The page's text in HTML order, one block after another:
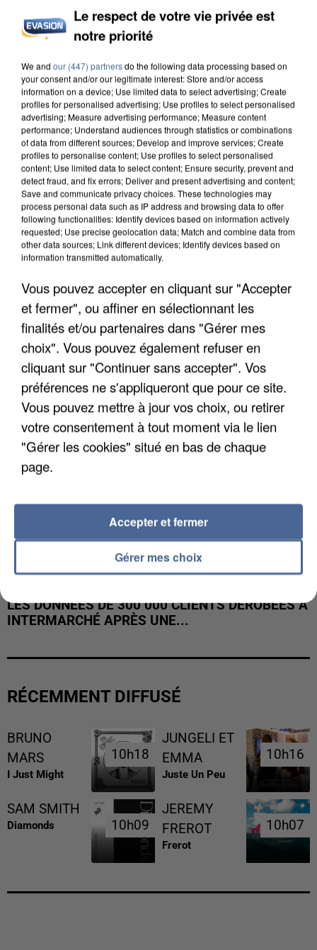
UN SECOND CADRE DE LA DZ MAFIA
INTERPELLÉ EN ALGÉRIE
UNE TOURISTE DE L’OISE EMPORTÉE PAR UNE
COULÉE DE BOUE EN HAUTE-SAVOIE
LES DONNÉES DE 300 000 CLIENTS DÉROBÉES À
INTERMARCHÉ APRÈS UNE...
RÉCEMMENT DIFFUSÉ
BRUNO
MARS
I Just Might
10h18
10h18
JUNGELI ET
EMMA
Juste Un Peu
10h16
10h16
SAM SMITH
Diamonds 10h09
10h09
JEREMY
FREROT
Frerot
10h07
10h07
Le respect de votre vie privée est
notre priorité
We and our (447) partnersdo the following data processing based on
your consent and/or our legitimate interest: Store and/or access
information on a device; Use limited data to select advertising; Create
profiles for personalised advertising; Use profiles to select personalised
advertising; Measure advertising performance; Measure content
performance; Understand audiences through statistics or combinations
of data from different sources; Develop and improve services; Create
profiles to personalise content; Use profiles to select personalised
content; Use limited data to select content; Ensure security, prevent and
detect fraud, and fix errors; Deliver and present advertising and content;
Save and communicate privacy choices. These technologies may
process personal data such as IP address and browsing data to offer
following functionalities: Identify devices based on information actively
requested; Use precise geolocation data; Match and combine data from
other data sources; Link different devices; Identify devices based on
information transmitted automatically.
Vous pouvez accepter en cliquant sur "Accepter
et fermer", ou affiner en sélectionnant les
finalités et/ou partenaires dans "Gérer mes
choix". Vous pouvez également refuser en
cliquant sur "Continuer sans accepter". Vos
préférences ne s'appliqueront que pour ce site.
Vous pouvez mettre à jour vos choix, ou retirer
votre consentement à tout moment via le lien
"Gérer les cookies" situé en bas de chaque
page.
Gérer mes choix
Accepter et fermer